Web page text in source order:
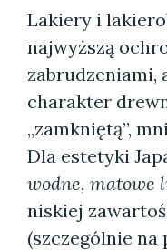
Lakiery i
najwyższą
zabrudzeniami,
charakter
„zamkniętą”,
Dla estetyki
wodne, matowe
niskiej
(szczególnie na